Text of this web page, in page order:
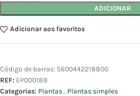
ADICIONAR
Adicionar aos favoritos
Código de barras: 5600442218800
REF: EP000188
Categorias: Plantas, Plantas simples